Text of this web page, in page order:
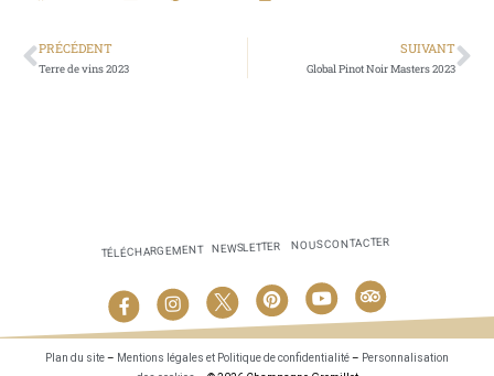
PRÉCÉDENT
Terre de vins 2023
SUIVANT
Global Pinot Noir Masters 2023
TÉLÉCHARGEMENT NEWSLETTER NOUS CONTACTER
Plan du site– Mentions légales et Politique de confidentialité– Personnalisation